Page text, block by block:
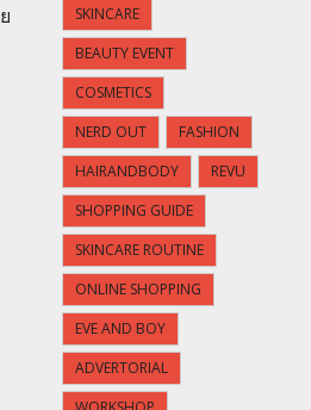
SKINCARE
BEAUTY EVENT
COSMETICS
NERD OUT
FASHION
HAIRANDBODY
REVU
SHOPPING GUIDE
SKINCARE ROUTINE
ONLINE SHOPPING
EVE AND BOY
ADVERTORIAL